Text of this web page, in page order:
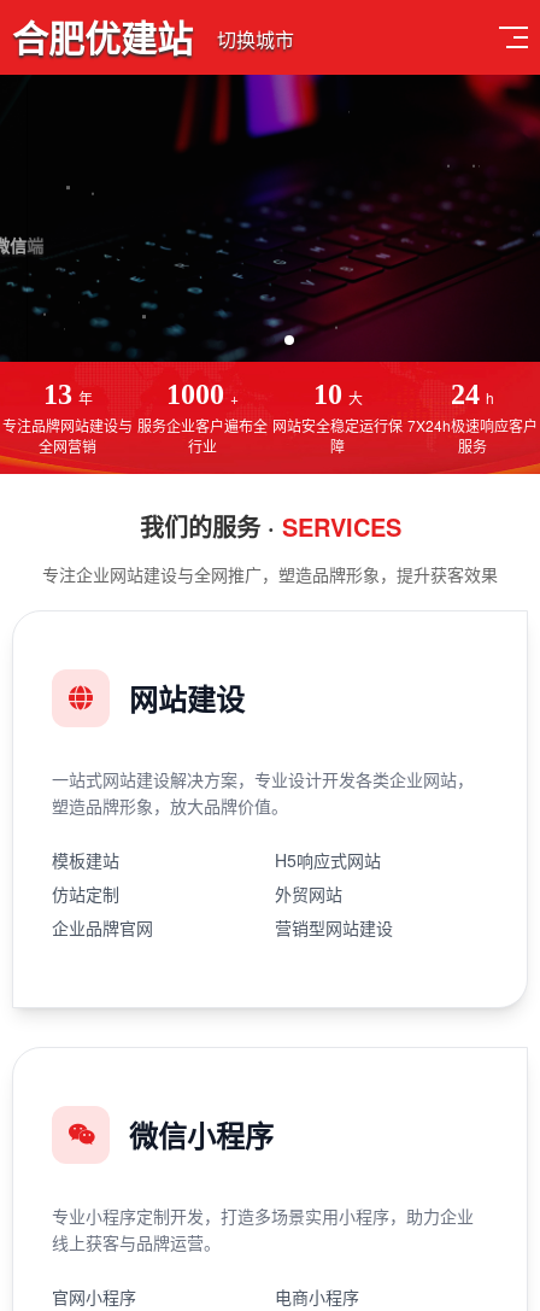
合肥优建站 切换城市
品质设计 用心服务
免费售后服务，线上一对一指导操作，建站更简单
13 年
专注品牌网站建设与
全网营销
1000 +
服务企业客户遍布全
行业
10 大
网站安全稳定运行保
障
24 h
7X24h极速响应客户
服务
我们的服务 · SERVICES
专注企业网站建设与全网推广，塑造品牌形象，提升获客效果
网站建设
一站式网站建设解决方案，专业设计开发各类企业网站，
塑造品牌形象，放大品牌价值。
模板建站
H5响应式网站
仿站定制
外贸网站
企业品牌官网
营销型网站建设
微信小程序
专业小程序定制开发，打造多场景实用小程序，助力企业
线上获客与品牌运营。
官网小程序
电商小程序